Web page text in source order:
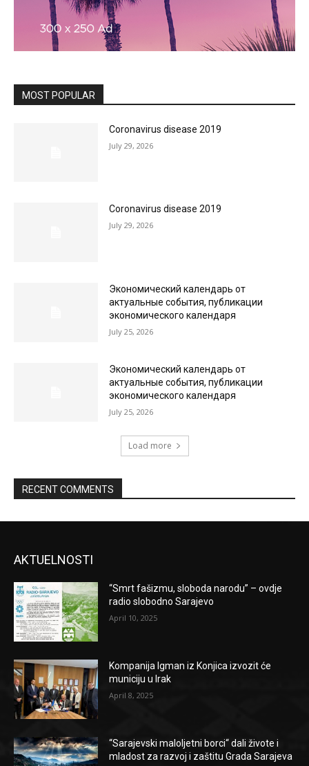
MOST POPULAR
Coronavirus disease 2019
July 29, 2026
Coronavirus disease 2019
July 29, 2026
Экономический календарь от
актуальные события, публикации
экономического календаря
July 25, 2026
Экономический календарь от
актуальные события, публикации
экономического календаря
July 25, 2026
Load more
RECENT COMMENTS
AKTUELNOSTI
“Smrt fašizmu, sloboda narodu” – ovdje
radio slobodno Sarajevo
April 10, 2025
Kompanija Igman iz Konjica izvozit će
municiju u Irak
April 8, 2025
“Sarajevski maloljetni borci“ dali živote i
mladost za razvoj i zaštitu Grada Sarajeva